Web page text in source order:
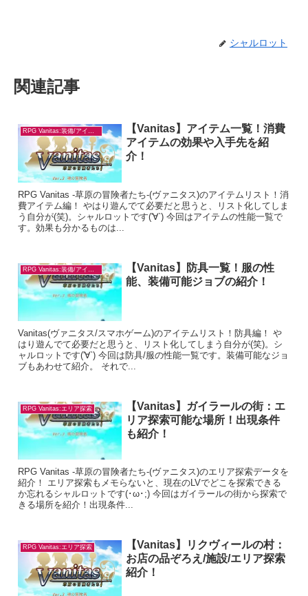
シャルロット
関連記事
【Vanitas】アイテム一覧！消費
アイテムの効果や入手先を紹
介！
RPG Vanitas -草原の冒険者たち-(ヴァニタス)のアイテムリスト！消
費アイテム編！ やはり遊んでて必要だと思うと、リスト化してしま
う自分が(笑)。シャルロットです('∀`) 今回はアイテムの性能一覧で
す。効果も分かるものは...
RPG Vanitas:装備/アイテム
【Vanitas】防具一覧！服の性
能、装備可能ジョブの紹介！
Vanitas(ヴァニタス/スマホゲーム)のアイテムリスト！防具編！ や
はり遊んでて必要だと思うと、リスト化してしまう自分が(笑)。シ
ャルロットです('∀`) 今回は防具/服の性能一覧です。装備可能なジョ
ブもあわせて紹介。 それで...
RPG Vanitas:エリア探索
【Vanitas】ガイラールの街：エ
リア探索可能な場所！出現条件
も紹介！
RPG Vanitas -草原の冒険者たち-(ヴァニタス)のエリア探索データを
紹介！ エリア探索もメモらないと、現在のLVでどこを探索できる
か忘れるシャルロットです(･ω･;) 今回はガイラールの街から探索で
きる場所を紹介！出現条件...
RPG Vanitas:エリア探索
【Vanitas】リクヴィールの村：
お店の品ぞろえ/施設/エリア探索
紹介！